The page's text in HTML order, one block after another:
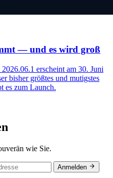
— und es wird groß
erscheint am 30. Juni
bisher größtes und mutigstes
es zum Launch.
wie Sie.
Anmelden